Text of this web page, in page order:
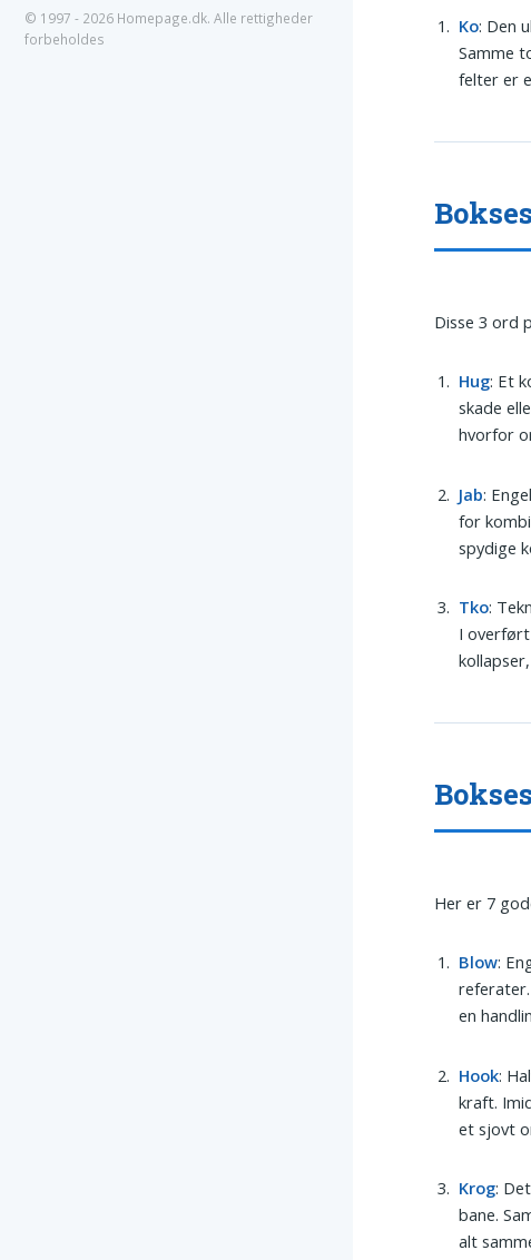
Ko: Den
Samme
felter er
Disse 3 ord
Hug: Et
skade
hvorfor
Jab:
for
spydige
Tko:
I
Her er 7
Blow:
en
Hook:
kraft.
et sjovt
Krog:
bane.
alt
© 1997 - 2026 Homepage.dk. Alle rettigheder
forbeholdes